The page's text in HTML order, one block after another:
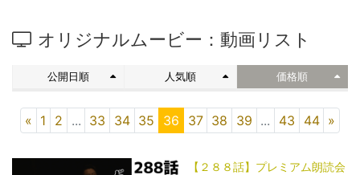
オリジナルムービー：動画リスト
公開日順 人気順 価格順
« 1 2 ... 33 34 35 36 37 38 39 ... 43 44 »
【２８８話】プレミアム朗読会